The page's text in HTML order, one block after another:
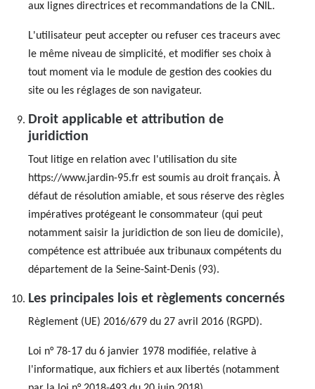
aux lignes directrices et recommandations de la CNIL.
L'utilisateur peut accepter ou refuser ces traceurs avec
le même niveau de simplicité, et modifier ses choix à
tout moment via le module de gestion des cookies du
site ou les réglages de son navigateur.
Droit applicable et attribution de
juridiction
Tout litige en relation avec l'utilisation du site
https://www.jardin-95.fr est soumis au droit français. À
défaut de résolution amiable, et sous réserve des règles
impératives protégeant le consommateur (qui peut
notamment saisir la juridiction de son lieu de domicile),
compétence est attribuée aux tribunaux compétents du
département de la Seine-Saint-Denis (93).
Les principales lois et règlements concernés
Règlement (UE) 2016/679 du 27 avril 2016 (RGPD).
Loi n° 78-17 du 6 janvier 1978 modifiée, relative à
l'informatique, aux fichiers et aux libertés (notamment